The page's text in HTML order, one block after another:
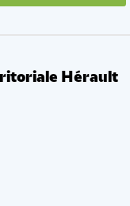
Hérault